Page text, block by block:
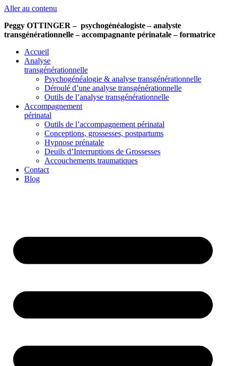
Aller au contenu
Peggy OTTINGER – psychogénéalogiste – analyste
transgénérationnelle – accompagnante périnatale – formatrice
Accueil
Analyse
transgénérationnelle
Psychogénéalogie & analyse transgénérationnelle
Déroulé d’une analyse transgénérationnelle
Outils de l’analyse transgénérationnelle
Accompagnement
périnatal
Outils de l’accompagnement périnatal
Conceptions, grossesses, postpartums
Hypnose prénatale
Deuils d’Interruptions de Grossesses
Accouchements traumatiques
Contact
Blog